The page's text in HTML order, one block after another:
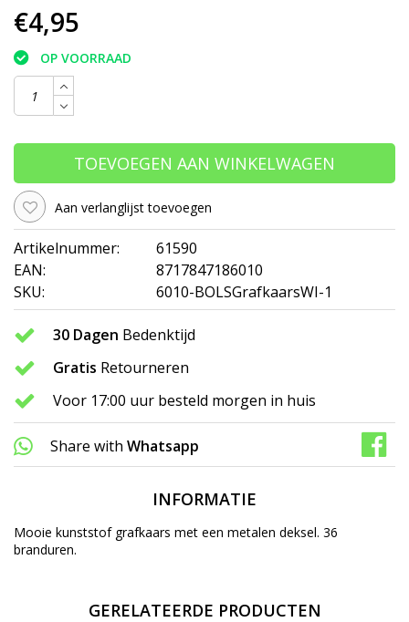
€4,95
OP VOORRAAD
TOEVOEGEN AAN WINKELWAGEN
Aan verlanglijst toevoegen
Artikelnummer:
61590
EAN:
8717847186010
SKU:
6010-BOLSGrafkaarsWI-1
30 Dagen Bedenktijd
Gratis Retourneren
Voor 17:00 uur besteld morgen in huis
Share with Whatsapp
INFORMATIE
Mooie kunststof grafkaars met een metalen deksel. 36
branduren.
GERELATEERDE PRODUCTEN